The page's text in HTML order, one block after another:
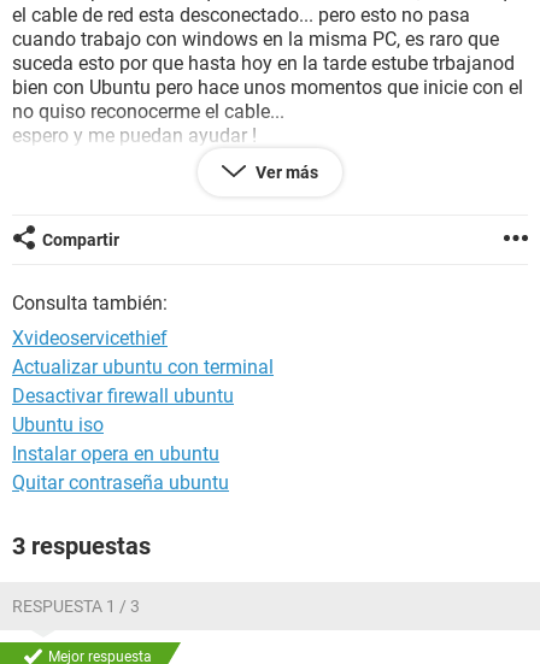
el cable de red esta desconectado... pero esto no pasa
cuando trabajo con windows en la misma PC, es raro que
suceda esto por que hasta hoy en la tarde estube trbajanod
bien con Ubuntu pero hace unos momentos que inicie con el
no quiso reconocerme el cable...
espero y me puedan ayudar !
les dejo un link de una captura de pantalla que hise
imagen=FuD146469_pantallazo.png
Ver más
Compartir
Consulta también:
Xvideoservicethief
Actualizar ubuntu con terminal
Desactivar firewall ubuntu
Ubuntu iso
Instalar opera en ubuntu
Quitar contraseña ubuntu
3 respuestas
RESPUESTA 1 / 3
Mejor respuesta